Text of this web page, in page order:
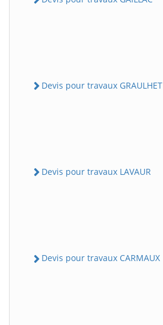
Devis pour travaux GRAULHET
Devis pour travaux LAVAUR
Devis pour travaux CARMAUX